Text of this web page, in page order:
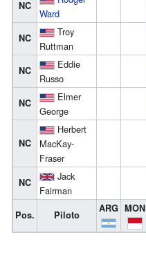
NC
Ward
NC
Troy
Ruttman
NC
Eddie
Russo
NC
Elmer
George
NC
Herbert
MacKay-
Fraser
NC
Jack
Fairman
Pos. Piloto
ARG MON